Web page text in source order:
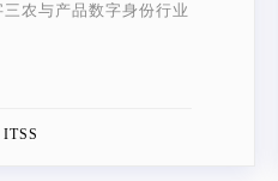
农与产品数字身份行业